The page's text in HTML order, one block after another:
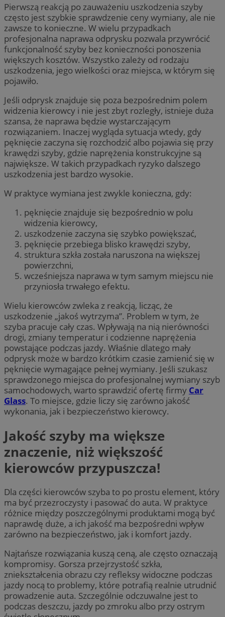
Pierwszą reakcją po zauważeniu uszkodzenia szyby
często jest szybkie sprawdzenie ceny wymiany, ale nie
zawsze to konieczne. W wielu przypadkach
profesjonalna naprawa odprysku pozwala przywrócić
funkcjonalność szyby bez konieczności ponoszenia
większych kosztów. Wszystko zależy od rodzaju
uszkodzenia, jego wielkości oraz miejsca, w którym się
pojawiło.
Jeśli odprysk znajduje się poza bezpośrednim polem
widzenia kierowcy i nie jest zbyt rozległy, istnieje duża
szansa, że naprawa będzie wystarczającym
rozwiązaniem. Inaczej wygląda sytuacja wtedy, gdy
pęknięcie zaczyna się rozchodzić albo pojawia się przy
krawędzi szyby, gdzie naprężenia konstrukcyjne są
największe. W takich przypadkach ryzyko dalszego
uszkodzenia jest bardzo wysokie.
W praktyce wymiana jest zwykle konieczna, gdy:
pęknięcie znajduje się bezpośrednio w polu
widzenia kierowcy,
uszkodzenie zaczyna się szybko powiększać,
pęknięcie przebiega blisko krawędzi szyby,
struktura szkła została naruszona na większej
powierzchni,
wcześniejsza naprawa w tym samym miejscu nie
przyniosła trwałego efektu.
Wielu kierowców zwleka z reakcją, licząc, że
uszkodzenie „jakoś wytrzyma”. Problem w tym, że
szyba pracuje cały czas. Wpływają na nią nierówności
drogi, zmiany temperatur i codzienne naprężenia
powstające podczas jazdy. Właśnie dlatego mały
odprysk może w bardzo krótkim czasie zamienić się w
pęknięcie wymagające pełnej wymiany. Jeśli szukasz
sprawdzonego miejsca do profesjonalnej wymiany szyb
samochodowych, warto sprawdzić ofertę firmy Car
Glass. To miejsce, gdzie liczy się zarówno jakość
wykonania, jak i bezpieczeństwo kierowcy.
Jakość szyby ma większe
znaczenie, niż większość
kierowców przypuszcza!
Dla części kierowców szyba to po prostu element, który
ma być przezroczysty i pasować do auta. W praktyce
różnice między poszczególnymi produktami mogą być
naprawdę duże, a ich jakość ma bezpośredni wpływ
zarówno na bezpieczeństwo, jak i komfort jazdy.
Najtańsze rozwiązania kuszą ceną, ale często oznaczają
kompromisy. Gorsza przejrzystość szkła,
zniekształcenia obrazu czy refleksy widoczne podczas
jazdy nocą to problemy, które potrafią realnie utrudnić
prowadzenie auta. Szczególnie odczuwalne jest to
podczas deszczu, jazdy po zmroku albo przy ostrym